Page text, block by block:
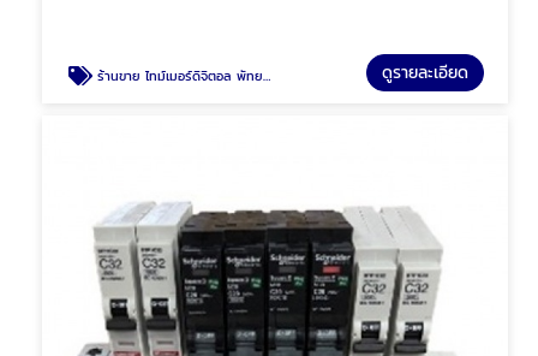
ร้านขาย ไทม์เมอร์ดิจิตอล พัทยา ชลบุรี ดูรายละเอียด